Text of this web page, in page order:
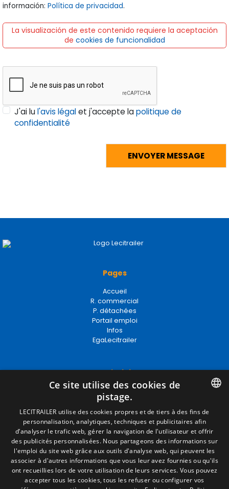
información: Política de privacidad.
La visualización de este contenido requiere la aceptación
de cookies de funcionalidad
J'ai lul'avis légalet j'accepte lapolitique de
confidentialité
Pages
Accueil
R. commercial
P. détachées
Portail emploi
Infos
EgaLecitrailer
Termes juridiques
Mentions Légales
Politique de Confidentialité
Politique de Cookies
Conditions générales de vente
Gérer les cookies
Contact
Camino de los Huertos, S/N. Apdo 100
SPANISH
ENGLISH
FRENCH
ITALIAN
PORTUGUESE
Ce site utilise des cookies de
pistage.
LECITRAILER utilise des cookies propres et de tiers à des fins de
personnalisation, analytiques, techniques et publicitaires afin
d’analyser le trafic web, gérer la navigation de l'utilisateur et offrir
des publicités personnalisées. Nous partageons des informations sur
l'emploi du site web grâce aux outils d'analyse web, qui peuvent les
associer à d'autres informations que vous leur avez fournies ou qu'ils
ont recueillies lors de votre utilisation de leurs services. Vous pouvez
accepter tous les cookies, tous les refuser ou configurer vos